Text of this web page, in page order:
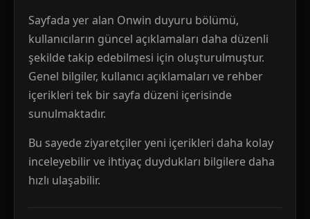
Sayfada yer alan Onwin duyuru bölümü,
kullanıcıların güncel açıklamaları daha düzenli
şekilde takip edebilmesi için oluşturulmuştur.
Genel bilgiler, kullanıcı açıklamaları ve rehber
içerikleri tek bir sayfa düzeni içerisinde
sunulmaktadır.
Bu sayede ziyaretçiler yeni içerikleri daha kolay
inceleyebilir ve ihtiyaç duydukları bilgilere daha
hızlı ulaşabilir.